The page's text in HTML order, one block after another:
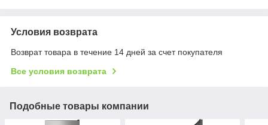
Условия возврата
Возврат товара в течение 14 дней за счет покупателя
Все условия возврата
Подобные товары компании